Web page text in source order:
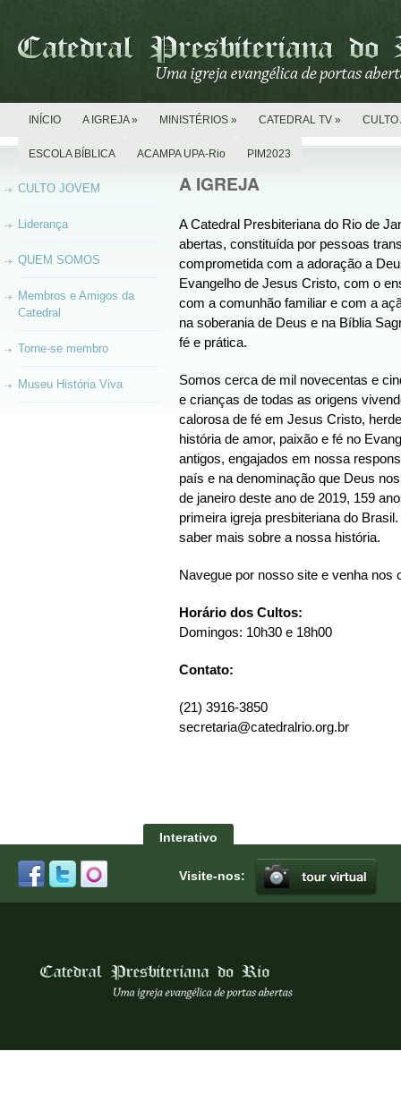
INÍCIO A IGREJA» MINISTÉRIOS » CATEDRAL TV » CULTO
ESCOLA BÍBLICA ACAMPA UPA-Rio PIM2023
CULTO JOVEM
Liderança
QUEM SOMOS
Membros e Amigos da
Catedral
Torne-se membro
Museu História Viva
A IGREJA
A Catedral Presbiteriana do Rio de
abertas, constituída por pessoas
comprometida com a adoração a
Evangelho de Jesus Cristo, com o
com a comunhão familiar e com a
na soberania de Deus e na Bíblia
fé e prática.
Somos cerca de mil novecentas e
e crianças de todas as origens
calorosa de fé em Jesus Cristo,
história de amor, paixão e fé no
antigos, engajados em nossa
país e na denominação que Deus
de janeiro deste ano de 2019, 159
primeira igreja presbiteriana do
saber mais sobre a nossa história.
Navegue por nosso site e venha nos
Horário dos Cultos:
Domingos: 10h30 e 18h00
Contato:
(21) 3916-3850
secretaria@catedralrio.org.br
Interativo
Visite-nos: